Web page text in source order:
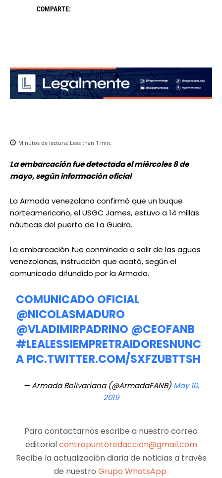
COMPARTE:
Minutos de lectura: Less than 1 min.
La embarcación fue detectada el miércoles 8 de
mayo, según información oficial
La Armada venezolana confirmó que un buque
norteamericano, el USGC James, estuvo a 14 millas
náuticas del puerto de La Guaira.
La embarcación fue conminada a salir de las aguas
venezolanas, instrucción que acató, según el
comunicado difundido por la Armada.
COMUNICADO OFICIAL
@NICOLASMADURO
@VLADIMIRPADRINO @CEOFANB
#LEALESSIEMPRETRAIDORESNUNC
APIC.TWITTER.COM/SXFZUBTTSH
— Armada Bolivariana (@ArmadaFANB) May 10,
2019
Para contactarnos escribe a nuestro correo
editorialcontrapuntoredaccion@gmail.com
Recibe la actualización diaria de noticias a través
de nuestro Grupo WhatsApp